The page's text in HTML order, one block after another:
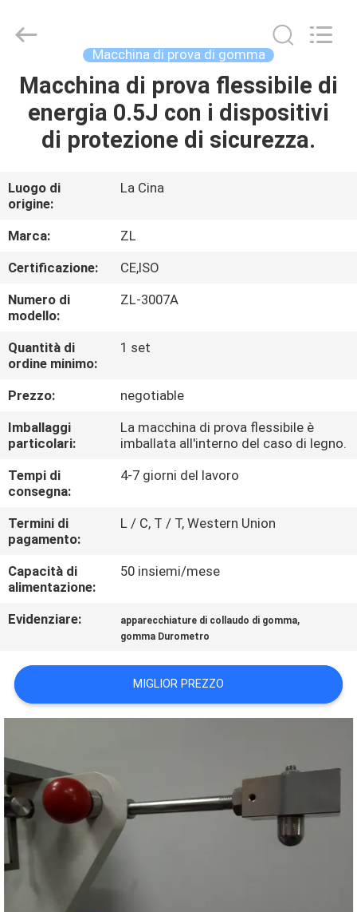
CASA
PRODOTTI
VIDEO
CIRCA
NOI
GIRO
DELLA
FABBRICA
CONTROLLO
DI
QUALITÀ
CONTATTICI
NOTIZIE
RICHIEDA
CITAZIONE
SHOW
SITEMAP
PRIVACY
POLICY
Instrument
Technology
Rights
Reserved.
Macchina di prova di gomma
Macchina di prova flessibile di
energia 0.5J con i dispositivi
di protezione di sicurezza.
Luogo di
origine:
La Cina
Marca:
ZL
Certificazione:
CE,ISO
Numero di
modello:
ZL-3007A
Quantità di
ordine minimo:
1 set
Prezzo:
negotiable
Imballaggi
particolari:
La macchina di prova flessibile è
imballata all'interno del caso di legno.
Tempi di
consegna:
4-7 giorni del lavoro
Termini di
pagamento:
L / C, T / T, Western Union
Capacità di
alimentazione:
50 insiemi/mese
Evidenziare: apparecchiature di collaudo di gomma,
gomma Durometro
MIGLIOR PREZZO